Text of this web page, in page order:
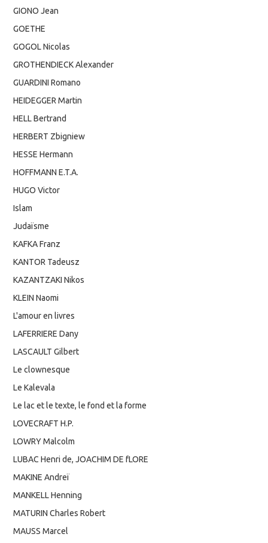
GIONO Jean
GOETHE
GOGOL Nicolas
GROTHENDIECK Alexander
GUARDINI Romano
HEIDEGGER Martin
HELL Bertrand
HERBERT Zbigniew
HESSE Hermann
HOFFMANN E.T.A.
HUGO Victor
Islam
Judaïsme
KAFKA Franz
KANTOR Tadeusz
KAZANTZAKI Nikos
KLEIN Naomi
L'amour en livres
LAFERRIERE Dany
LASCAULT Gilbert
Le clownesque
Le Kalevala
Le lac et le texte, le fond et la forme
LOVECRAFT H.P.
LOWRY Malcolm
LUBAC Henri de, JOACHIM DE fLORE
MAKINE Andreï
MANKELL Henning
MATURIN Charles Robert
MAUSS Marcel